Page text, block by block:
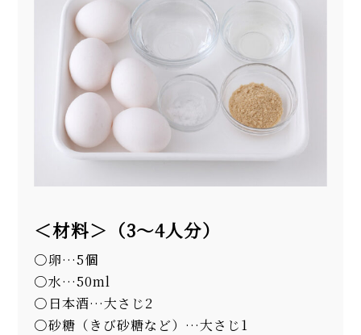
＜材料＞（3～4人分）
卵…5個
水…50ml
日本酒…大さじ2
砂糖（きび砂糖など）…大さじ1